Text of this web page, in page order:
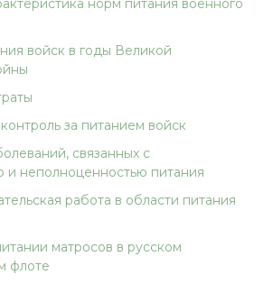
норм питания военного
войск в годы Великой
за питанием войск
связанных с
и неполноценностью питания
работа в области питания
матросов в русском
флоте